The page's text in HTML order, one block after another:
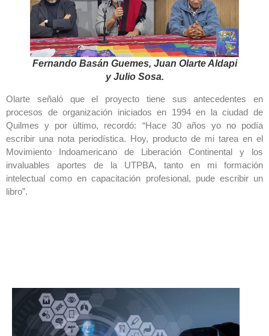
Fernando Basán Guemes, Juan Olarte Aldapi
y Julio Sosa.
Olarte señaló que el proyecto tiene sus antecedentes en
procesos de organización iniciados en 1994 en la ciudad de
Quilmes y por último, recordó: “Hace 30 años yo no podía
escribir una nota periodística. Hoy, producto de mi tarea en el
Movimiento Indoamericano de Liberación Continental y los
invaluables aportes de la UTPBA, tanto en mi formación
intelectual como en capacitación profesional, pude escribir un
libro”.